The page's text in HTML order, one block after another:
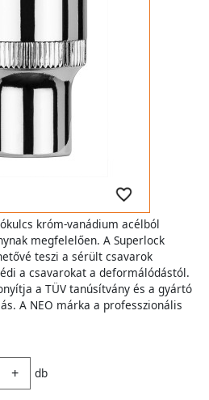
króm-vanádium acélból
megfelelően. A Superlock
teszi a sérült csavarok
a csavarokat a deformálódástól.
a TÜV tanúsítvány és a gyártó
A NEO márka a professzionális
+ db